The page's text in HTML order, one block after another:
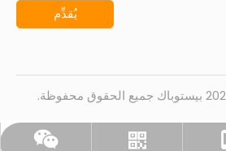
0086-
يُقدِّم
بيستوباك جميع الحقوق محفوظة.